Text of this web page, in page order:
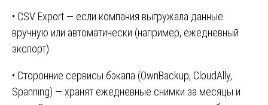
• CSV Export — если компания выгружала данные
вручную или автоматически (например, ежедневный
экспорт).
• Сторонние сервисы бэкапа (OwnBackup, CloudAlly,
Spanning) — хранят ежедневные снимки за месяцы и